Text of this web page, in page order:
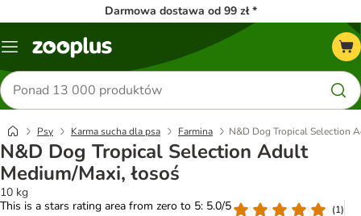
Darmowa dostawa od 99 zł *
Menu
Szukaj
produktów
Psy Karma sucha dla psa Farmina N&D Dog Tropical Selection
N&D Dog Tropical Selection Adult
Medium/Maxi, łosoś
10 kg
This is a stars rating area from zero to 5: 5.0/5
(1)